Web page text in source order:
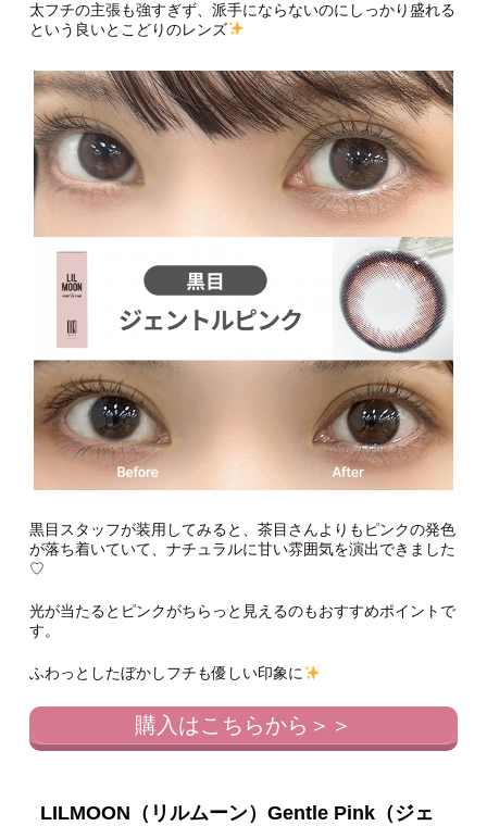
太フチの主張も強すぎず、派手にならないのにしっかり盛れる
という良いとこどりのレンズ
黒目スタッフが装用してみると、茶目さんよりもピンクの発色
が落ち着いていて、ナチュラルに甘い雰囲気を演出できました
♡
光が当たるとピンクがちらっと見えるのもおすすめポイントで
す。
ふわっとしたぼかしフチも優しい印象に
購入はこちらから＞＞
LILMOON（リルムーン）Gentle Pink（ジェ